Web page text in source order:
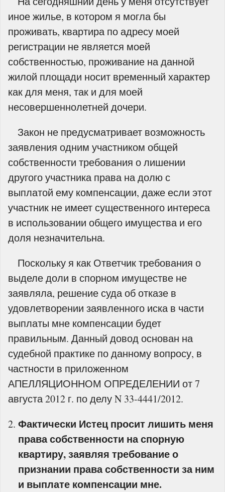
иное жилье, в котором я могла бы
проживать, квартира по адресу моей
регистрации не является моей
собственностью, проживание на данной
жилой площади носит временный характер
как для меня, так и для моей
несовершеннолетней дочери.
Закон не предусматривает возможность
заявления одним участником общей
собственности требования о лишении
другого участника права на долю с
выплатой ему компенсации, даже если этот
участник не имеет существенного интереса
в использовании общего имущества и его
доля незначительна.
Поскольку я как Ответчик требования о
выделе доли в спорном имуществе не
заявляла, решение суда об отказе в
удовлетворении заявленного иска в части
выплаты мне компенсации будет
правильным. Данный довод основан на
судебной практике по данному вопросу, в
частности в приложенном
АПЕЛЛЯЦИОННОМ ОПРЕДЕЛЕНИИ от 7
августа 2012 г. по делу N 33-4441/2012.
Фактически Истец просит лишить меня
права собственности на спорную
квартиру, заявляя требование о
признании права собственности за ним
и выплате компенсации мне.